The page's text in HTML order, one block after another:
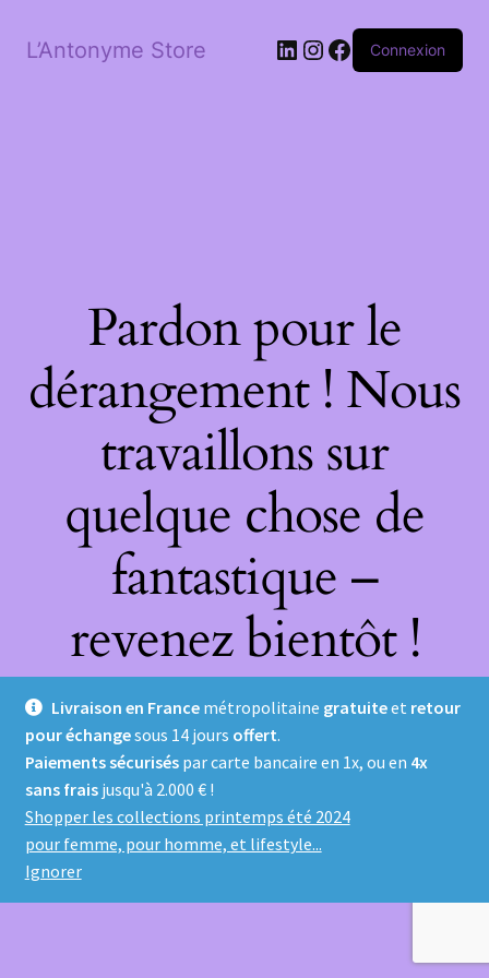
Livraison en France métropolitaine gratuiteet retour
pour échangesous 14 jours offert.
Paiements sécuriséspar carte bancaire en 1x, ou en 4x
sans fraisjusqu'à 2.000 € !
Shopper les collections printemps été 2024
pour femme, pour homme, et lifestyle...
Ignorer
L’Antonyme Store LinkedIn
Instagram
Facebook
Connexion
Pardon pour le
dérangement ! Nous
travaillons sur
quelque chose de
fantastique –
revenez bientôt !